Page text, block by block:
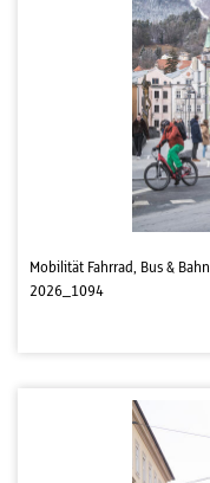
Mobilität Fahrrad, Bus & Bahn
2026_1094